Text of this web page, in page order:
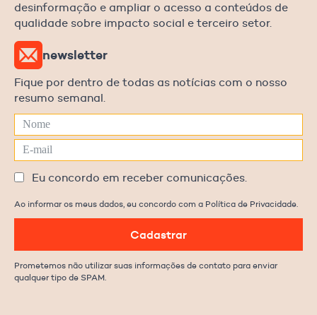
desinformação e ampliar o acesso a conteúdos de
qualidade sobre impacto social e terceiro setor.
newsletter
Fique por dentro de todas as notícias com o nosso
resumo semanal.
Eu concordo em receber comunicações.
Ao informar os meus dados, eu concordo com a Política de Privacidade.
Cadastrar
Prometemos não utilizar suas informações de contato para enviar
qualquer tipo de SPAM.